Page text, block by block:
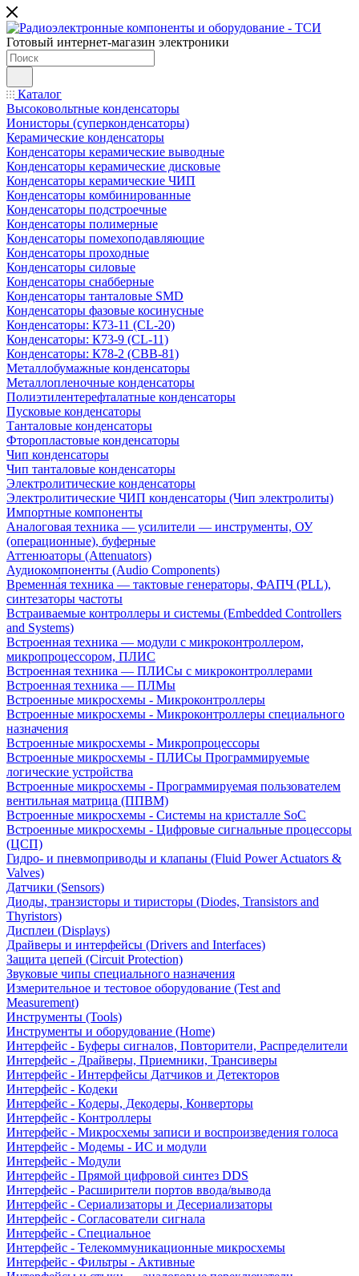
Готовый интернет-магазин электроники
Каталог
Высоковольтные конденсаторы
Ионисторы (суперконденсаторы)
Керамические конденсаторы
Конденсаторы керамические выводные
Конденсаторы керамические дисковые
Конденсаторы керамические ЧИП
Конденсаторы комбинированные
Конденсаторы подстроечные
Конденсаторы полимерные
Конденсаторы помехоподавляющие
Конденсаторы проходные
Конденсаторы силовые
Конденсаторы снабберные
Конденсаторы танталовые SMD
Конденсаторы фазовые косинусные
Конденсаторы: К73-11 (CL-20)
Конденсаторы: К73-9 (CL-11)
Конденсаторы: К78-2 (CBB-81)
Металлобумажные конденсаторы
Металлопленочные конденсаторы
Полиэтилентерефталатные конденсаторы
Пусковые конденсаторы
Танталовые конденсаторы
Фторопластовые конденсаторы
Чип конденсаторы
Чип танталовые конденсаторы
Электролитические конденсаторы
Электролитические ЧИП конденсаторы (Чип электролиты)
Импортные компоненты
Аналоговая техника — усилители — инструменты, ОУ
(операционные), буферные
Аттенюаторы (Attenuators)
Аудиокомпоненты (Audio Components)
Временна́я техника — тактовые генераторы, ФАПЧ (PLL),
синтезаторы частоты
Встраиваемые контроллеры и системы (Embedded Controllers
and Systems)
Встроенная техника — модули с микроконтроллером,
микропроцессором, ПЛИС
Встроенная техника — ПЛИСы с микроконтроллерами
Встроенная техника — ПЛМы
Встроенные микросхемы - Микроконтроллеры
Встроенные микросхемы - Микроконтроллеры специального
назначения
Встроенные микросхемы - Микропроцессоры
Встроенные микросхемы - ПЛИСы Программируемые
логические устройства
Встроенные микросхемы - Программируемая пользователем
вентильная матрица (ППВМ)
Встроенные микросхемы - Системы на кристалле SoC
Встроенные микросхемы - Цифровые сигнальные процессоры
(ЦСП)
Гидро- и пневмоприводы и клапаны (Fluid Power Actuators &
Valves)
Датчики (Sensors)
Диоды, транзисторы и тиристоры (Diodes, Transistors and
Thyristors)
Дисплеи (Displays)
Драйверы и интерфейсы (Drivers and Interfaces)
Защита цепей (Circuit Protection)
Звуковые чипы специального назначения
Измерительное и тестовое оборудование (Test and
Measurement)
Инструменты (Tools)
Инструменты и оборудование (Home)
Интерфейс - Буферы сигналов, Повторители, Распределители
Интерфейс - Драйверы, Приемники, Трансиверы
Интерфейс - Интерфейсы Датчиков и Детекторов
Интерфейс - Кодеки
Интерфейс - Кодеры, Декодеры, Конверторы
Интерфейс - Контроллеры
Интерфейс - Микросхемы записи и воспроизведения голоса
Интерфейс - Модемы - ИС и модули
Интерфейс - Модули
Интерфейс - Прямой цифровой синтез DDS
Интерфейс - Расширители портов ввода/вывода
Интерфейс - Сериализаторы и Десериализаторы
Интерфейс - Согласователи сигнала
Интерфейс - Специальное
Интерфейс - Телекоммуникационные микросхемы
Интерфейс - Фильтры - Активные